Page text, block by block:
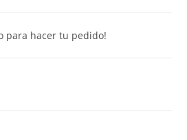
para hacer tu pedido!